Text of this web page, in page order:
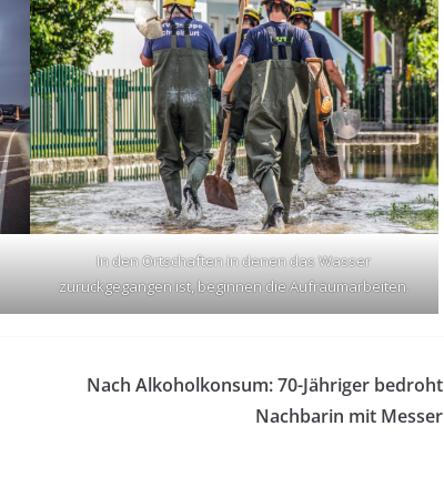
In den Ortschaften in denen das Wasser
zurückgegangen ist, beginnen die Aufräumarbeiten.
Nach Alkoholkonsum: 70-Jähriger bedroht
Nachbarin mit Messer